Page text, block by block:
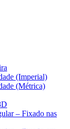
(Imperial)
(Métrica)
– Fixado nas